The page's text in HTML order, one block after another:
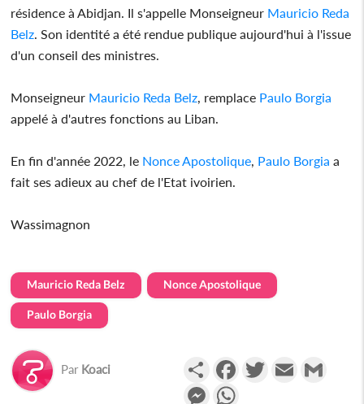
résidence à Abidjan. Il s'appelle Monseigneur Mauricio Reda
Belz . Son identité a été rendue publique aujourd'hui à l'issue
d'un conseil des ministres.
Monseigneur Mauricio Reda Belz , remplace Paulo Borgia
appelé à d'autres fonctions au Liban.
En fin d'année 2022, le Nonce Apostolique Paulo Borgia a
fait ses adieux au chef de l'Etat ivoirien.
Wassimagnon
Mauricio Reda Belz Nonce Apostolique
Paulo Borgia
Par Koaci PartagerFacebookTwitterEmail
Messenger